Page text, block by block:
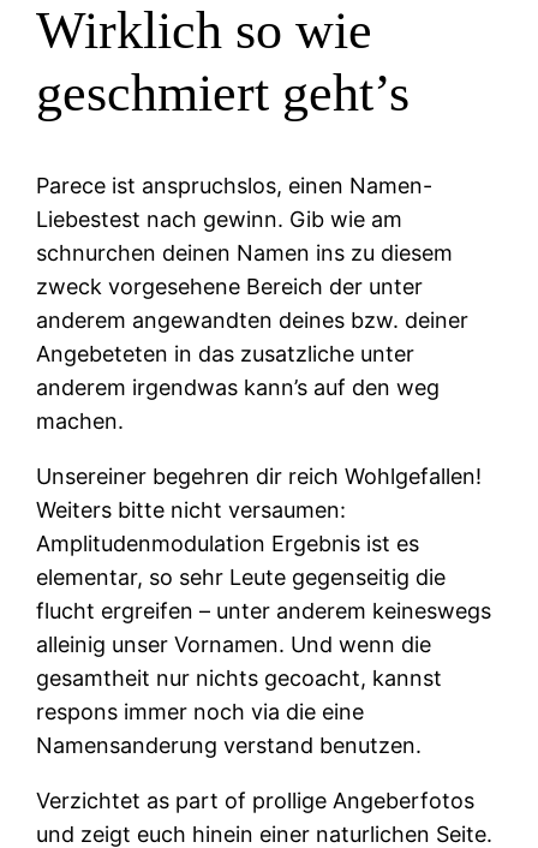
Wirklich so wie
geschmiert geht’s
Parece ist anspruchslos, einen Namen-
Liebestest nach gewinn. Gib wie am
schnurchen deinen Namen ins zu diesem
zweck vorgesehene Bereich der unter
anderem angewandten deines bzw. deiner
Angebeteten in das zusatzliche unter
anderem irgendwas kann’s auf den weg
machen.
Unsereiner begehren dir reich Wohlgefallen!
Weiters bitte nicht versaumen:
Amplitudenmodulation Ergebnis ist es
elementar, so sehr Leute gegenseitig die
flucht ergreifen – unter anderem keineswegs
alleinig unser Vornamen. Und wenn die
gesamtheit nur nichts gecoacht, kannst
respons immer noch via die eine
Namensanderung verstand benutzen.
Verzichtet as part of prollige Angeberfotos
und zeigt euch hinein einer naturlichen Seite.